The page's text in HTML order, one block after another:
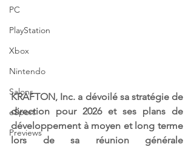
PC
PlayStation
Xbox
Nintendo
Salons
eSport
Previews
KRAFTON, Inc. a dévoilé sa stratégie de
direction pour 2026 et ses plans de
développement à moyen et long terme
lors de sa réunion générale